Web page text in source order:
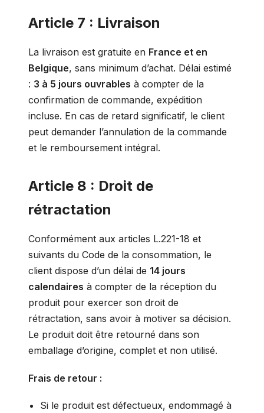
Article 7 : Livraison
La livraison est gratuite en France et en
Belgique, sans minimum d’achat. Délai estimé
: 3 à 5 jours ouvrables à compter de la
confirmation de commande, expédition
incluse. En cas de retard significatif, le client
peut demander l’annulation de la commande
et le remboursement intégral.
Article 8 : Droit de
rétractation
Conformément aux articles L.221-18 et
suivants du Code de la consommation, le
client dispose d’un délai de 14 jours
calendaires à compter de la réception du
produit pour exercer son droit de
rétractation, sans avoir à motiver sa décision.
Le produit doit être retourné dans son
emballage d’origine, complet et non utilisé.
Frais de retour :
Si le produit est défectueux, endommagé à